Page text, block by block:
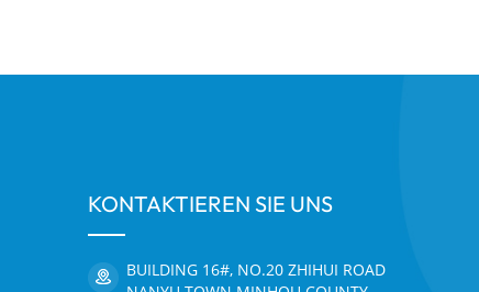
KONTAKTIEREN SIE UNS
BUILDING 16#, NO.20 ZHIHUI ROAD